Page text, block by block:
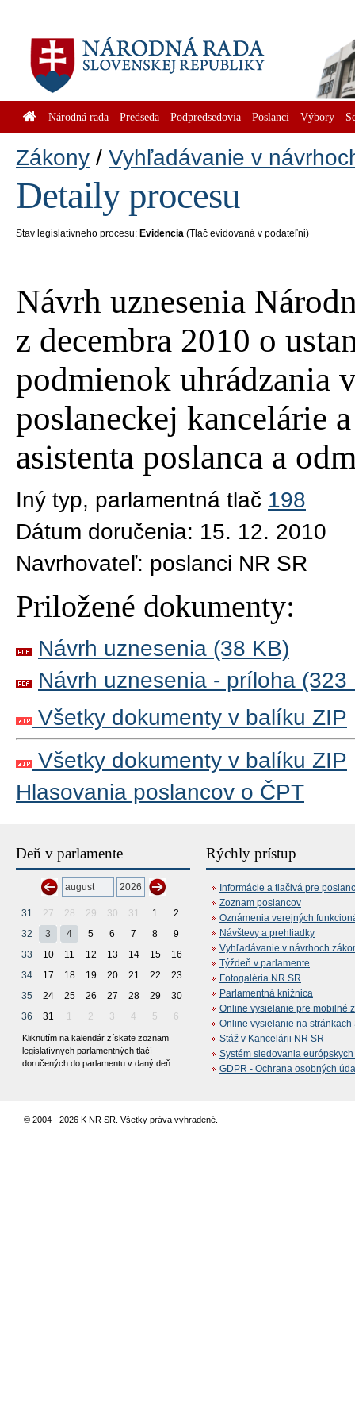
Národná rada Predseda Podpredsedovia Poslanci Výbory
Zákony Vyhľadávanie v
Detaily procesu
Stav legislatívneho procesu: Evidencia (Tlač evidovaná v podateľni)
Návrh uznesenia
z decembra 2010 o
podmienok uhrádzania
poslaneckej kancelárie
asistenta poslanca a
Iný typ, parlamentná tlač 198
Dátum doručenia: 15. 12. 2010
Navrhovateľ: poslanci NR SR
Priložené dokumenty:
Návrh uznesenia (38 KB)
Návrh uznesenia - príloha (323
Všetky dokumenty v balíku ZIP
Všetky dokumenty v balíku ZIP
Hlasovania poslancov o ČPT
Deň v parlamente
31 27 28 29 30 31 1
2
32
3 4 5 6 7 8
9
33
10 11 12 13 14 15
16
34
17 18 19 20 21 22
23
35
24 25 26 27 28 29
30
36
31 1 2 3 4 5 6
Kliknutím na kalendár získate zoznam
legislatívnych parlamentných tlačí
doručených do parlamentu v daný deň.
Rýchly prístup
Informácie a tlačivá pre
Zoznam poslancov
Oznámenia verejných
Návštevy a prehliadky
Vyhľadávanie v návrhoch
Týždeň v parlamente
Fotogaléria NR SR
Parlamentná knižnica
Online vysielanie pre mobilné
Online vysielanie na stránkach
Stáž v Kancelárii NR SR
Systém sledovania
GDPR - Ochrana osobných
© 2004 - 2026 K NR SR. Všetky práva vyhradené.